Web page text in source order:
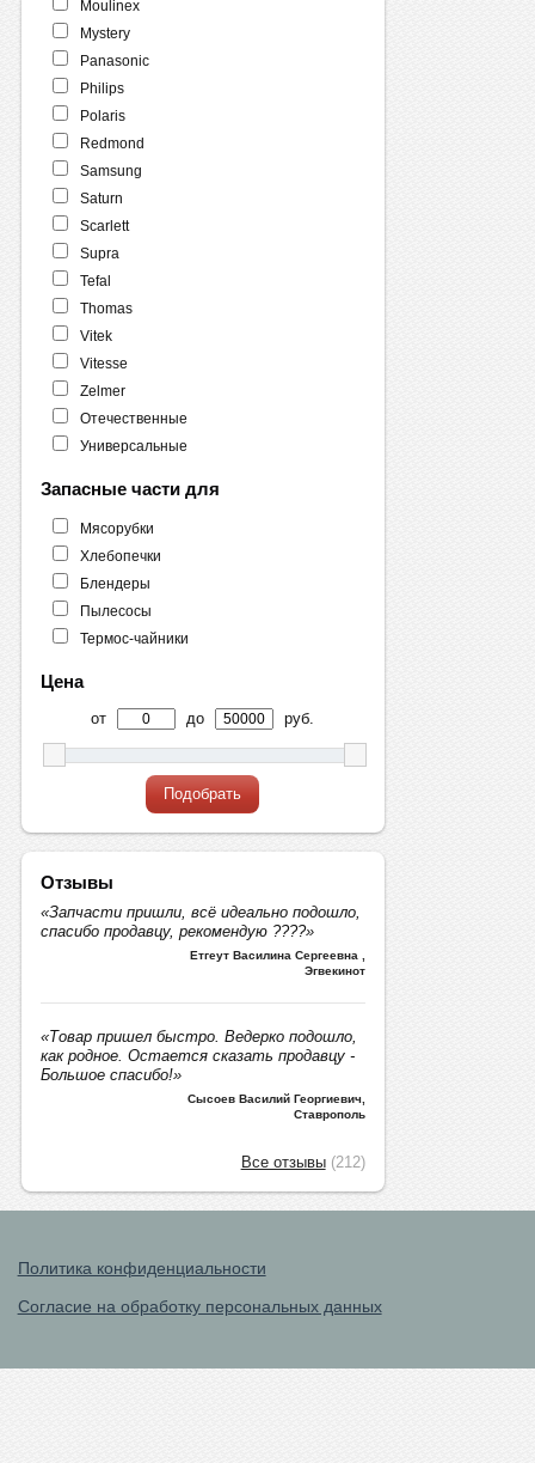
Moulinex
Mystery
Panasonic
Philips
Polaris
Redmond
Samsung
Saturn
Scarlett
Supra
Tefal
Thomas
Vitek
Vitesse
Zelmer
Отечественные
Универсальные
Запасные части для
Мясорубки
Хлебопечки
Блендеры
Пылесосы
Термос-чайники
Цена
от до руб.
Подобрать
Отзывы
«Запчасти пришли, всё идеально подошло,
спасибо продавцу, рекомендую ????»
Етгеут Василина Сергеевна
Эгвекинот
«Товар пришел быстро. Ведерко подошло,
как родное. Остается сказать продавцу -
Большое спасибо!»
Сысоев Василий Георгиевич,
Ставрополь
Все отзывы(212)
Политика конфиденциальности
Согласие на обработку персональных данных